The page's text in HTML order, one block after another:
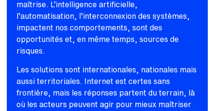
maîtrise. L’intelligence artificielle,
l’automatisation, l’interconnexion des systèmes,
impactent nos comportements, sont des
opportunités et, en même temps, sources de
risques.
Les solutions sont internationales, nationales mais
aussi territoriales. Internet est certes sans
frontière, mais les réponses partent du terrain, là
où les acteurs peuvent agir pour mieux maîtriser